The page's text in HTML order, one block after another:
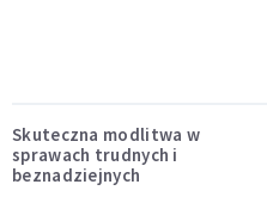
Skuteczna modlitwa w
sprawach trudnych i
beznadziejnych